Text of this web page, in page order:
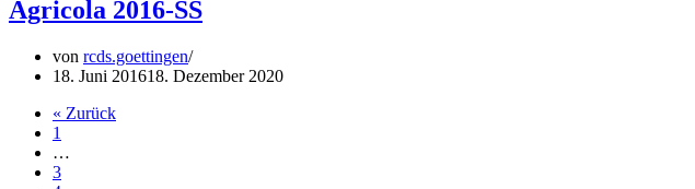
Agricola 2016-SS
von rcds.goettingen
18. Juni 201618. Dezember 2020
« Zurück
1
…
3